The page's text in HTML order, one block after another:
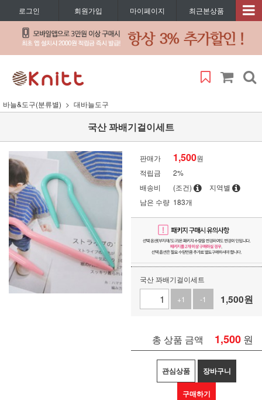
로그인 회원가입 마이페이지 최근본상품
바늘&도구(분류별) 대바늘도구
국산 꽈배기걸이세트
판매가 1,500원
적립금
2%
배송비
(조건)
지역별
남은 수량 183개
국산 꽈배기걸이세트
+1
-1 1,500원
총 상품 금액 1,500 원
관심상품 장바구니
구매하기